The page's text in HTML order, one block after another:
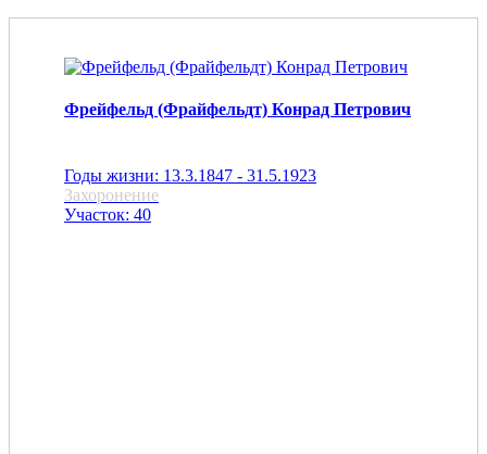
Фрейфельд (Фрайфельдт) Конрад Петрович
Годы жизни: 13.3.1847 - 31.5.1923
Захоронение
Участок: 40